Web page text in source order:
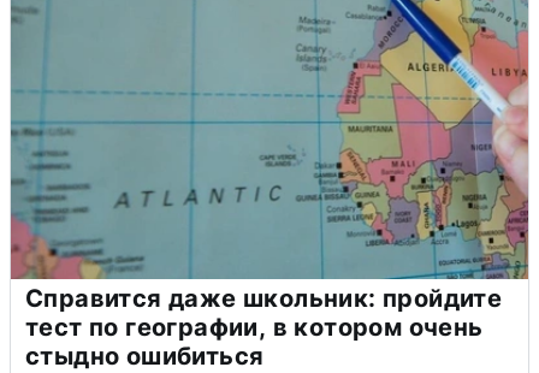
Справится даже школьник: пройдите
тест по географии, в котором очень
стыдно ошибиться